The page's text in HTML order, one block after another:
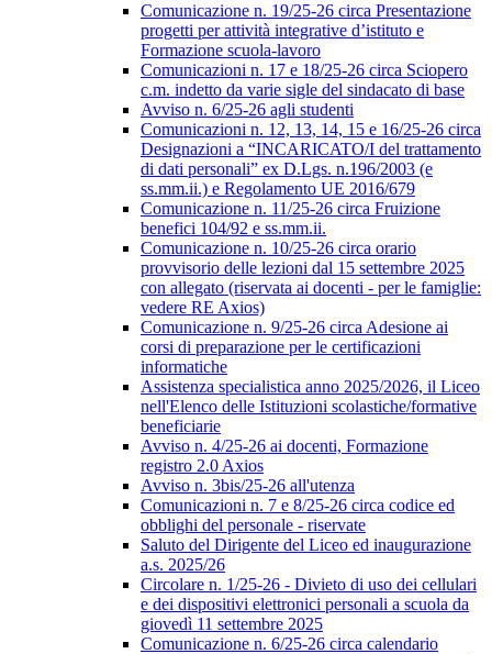
Comunicazione n. 19/25-26 circa Presentazione
progetti per attività integrative d’istituto e
Formazione scuola-lavoro
Comunicazioni n. 17 e 18/25-26 circa Sciopero
c.m. indetto da varie sigle del sindacato di base
Avviso n. 6/25-26 agli studenti
Comunicazioni n. 12, 13, 14, 15 e 16/25-26 circa
Designazioni a “INCARICATO/I del trattamento
di dati personali” ex D.Lgs. n.196/2003 (e
ss.mm.ii.) e Regolamento UE 2016/679
Comunicazione n. 11/25-26 circa Fruizione
benefici 104/92 e ss.mm.ii.
Comunicazione n. 10/25-26 circa orario
provvisorio delle lezioni dal 15 settembre 2025
con allegato (riservata ai docenti - per le famiglie:
vedere RE Axios)
Comunicazione n. 9/25-26 circa Adesione ai
corsi di preparazione per le certificazioni
informatiche
Assistenza specialistica anno 2025/2026, il Liceo
nell'Elenco delle Istituzioni scolastiche/formative
beneficiarie
Avviso n. 4/25-26 ai docenti, Formazione
registro 2.0 Axios
Avviso n. 3bis/25-26 all'utenza
Comunicazioni n. 7 e 8/25-26 circa codice ed
obblighi del personale - riservate
Saluto del Dirigente del Liceo ed inaugurazione
a.s. 2025/26
Circolare n. 1/25-26 - Divieto di uso dei cellulari
e dei dispositivi elettronici personali a scuola da
giovedì 11 settembre 2025
Comunicazione n. 6/25-26 circa calendario